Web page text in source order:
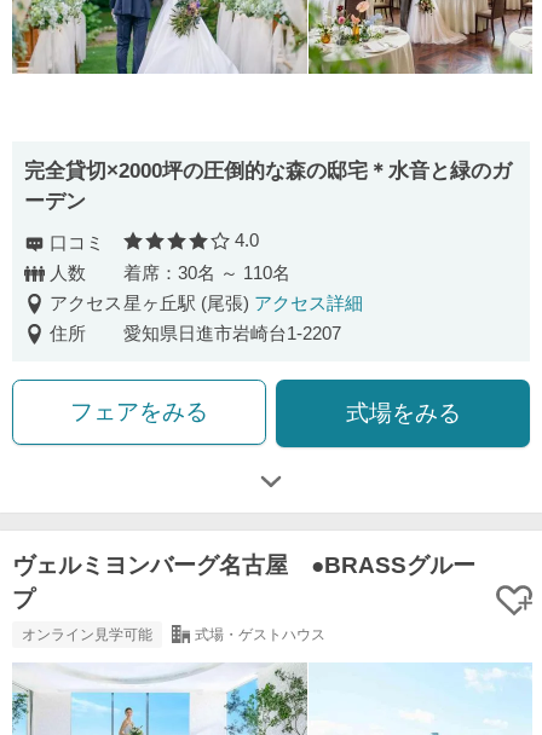
完全貸切×2000坪の圧倒的な森の邸宅＊水音と緑のガ
ーデン
口コミ 口コミ評価
4.0
人数
着席：30名 ～ 110名
アクセス星ヶ丘駅 (尾張) アクセス詳細
住所
愛知県日進市岩崎台1-2207
フェアをみる 式場をみる
ヴェルミヨンバーグ名古屋 ●BRASSグルー
プ
オンライン見学可能 式場・ゲストハウス